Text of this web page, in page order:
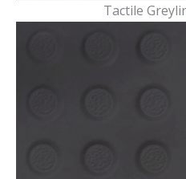
Tactile